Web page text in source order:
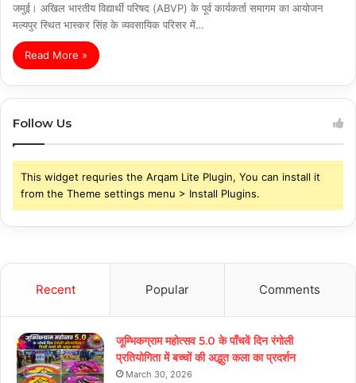
जमुई। अखिल भारतीय विद्यार्थी परिषद (ABVP) के पूर्व कार्यकर्ता समागम का आयोजन
मल्यपुर स्थित भास्कर सिंह के व्यवसायिक परिसर में…
Read More »
Follow Us
This widget requries the Arqam Lite Plugin, You can install it
from the Theme settings menu > Install Plugins.
Recent Popular Comments
जूम्भिकग्राम महोत्सव 5.0 के पाँचवें दिन रंगोली
प्रतियोगिता में बच्चों की अद्भुत कला का प्रदर्शन
March 30, 2026